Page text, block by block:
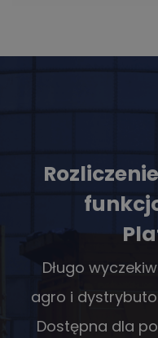
Długo
agro i
Dostępna dla